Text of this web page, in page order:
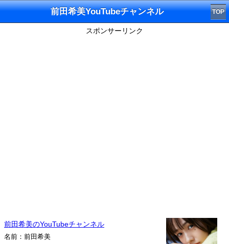
前田希美YouTubeチャンネル TOP
スポンサーリンク
前田希美のYouTubeチャンネル
名前：前田希美